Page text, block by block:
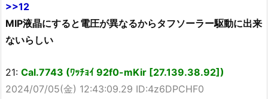
>>12
MIP液晶にすると電圧が異なるからタフソーラー駆動に出来
ないらしい
21: Cal.7743 (ﾜｯﾁｮｲ 92f0-mKir [27.139.38.92])
2024/07/05(金) 12:43:09.29 ID:4z6DPCHF0